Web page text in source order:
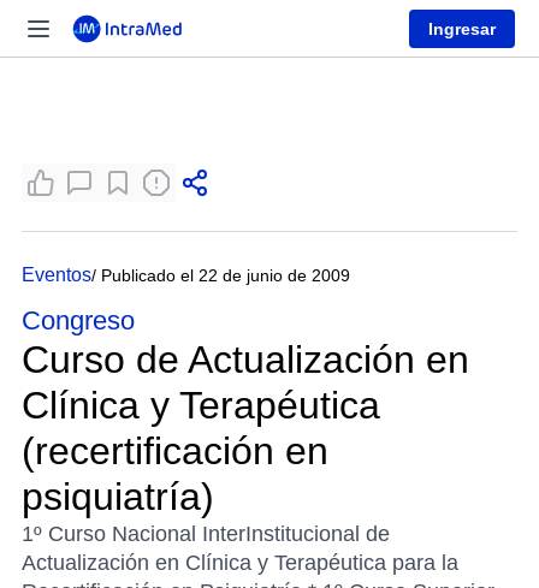
Ingresar
Eventos/ Publicado el 22 de junio de 2009
Congreso
Curso de Actualización en
Clínica y Terapéutica
(recertificación en
psiquiatría)
1º Curso Nacional InterInstitucional de
Actualización en Clínica y Terapéutica para la